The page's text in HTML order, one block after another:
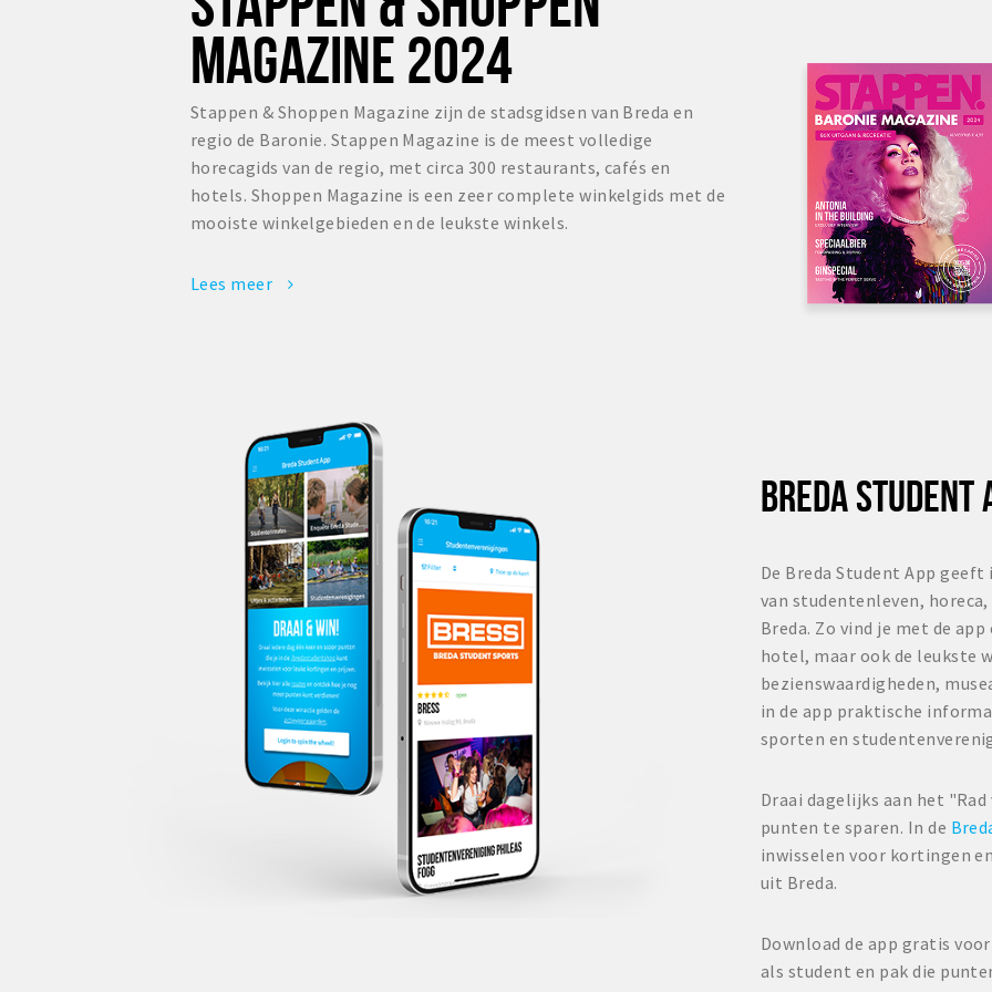
MAGAZINE 2024
Stappen & Shoppen Magazine zijn de stadsgidsen van Breda en
regio de Baronie. Stappen Magazine is de meest volledige
horecagids van de regio, met circa 300 restaurants, cafés en
hotels. Shoppen Magazine is een zeer complete winkelgids met de
mooiste winkelgebieden en de leukste winkels.
Lees meer
BREDA STUDENT
De Breda Student App
van studentenleven,
Breda. Zo vind je met de
hotel, maar ook de leukste
bezienswaardigheden,
in de app praktische
sporten en
Draai dagelijks aan het
punten te sparen. In de
inwisselen voor kortingen
uit Breda.
Download de app gratis
als student en pak die